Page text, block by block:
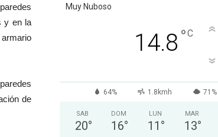
y en la
de
Muy Nuboso
14.8 °C
64% 1.8kmh 71%
SAB
20°
DOM
16°
LUN
11 °
MAR
13°